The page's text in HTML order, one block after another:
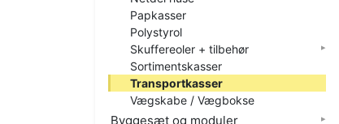
Papkasser
Polystyrol
Skuffereoler + tilbehør
Sortimentskasser
Transportkasser
Vægskabe / Vægbokse
Byggesæt og moduler